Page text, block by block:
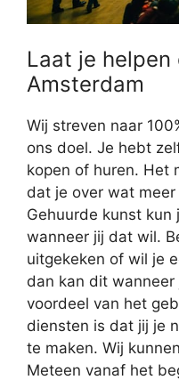
Laat je helpen
Amsterdam
Wij streven naar
ons doel. Je hebt
kopen of huren. Het
dat je over wat
Gehuurde kunst kun
wanneer jij dat wil.
uitgekeken of wil je
dan kan dit
voordeel van het
diensten is dat jij je
te maken. Wij
Meteen vanaf het